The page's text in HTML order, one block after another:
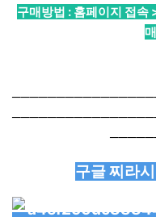
구매방법 : 홈페이지 접속
구글 찌라